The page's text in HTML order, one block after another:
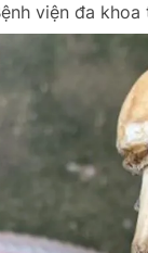
viện đa khoa